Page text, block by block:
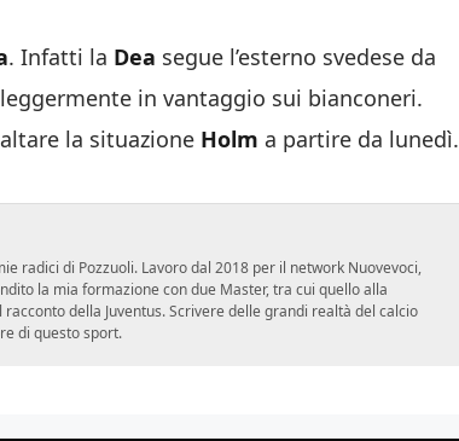
. Infatti la Dea segue l’esterno svedese da
in vantaggio sui bianconeri.
la situazione Holm a partire da lunedì.
radici di Pozzuoli. Lavoro dal 2018 per il network Nuovevoci,
la mia formazione con due Master, tra cui quello alla
della Juventus. Scrivere delle grandi realtà del calcio
di questo sport.